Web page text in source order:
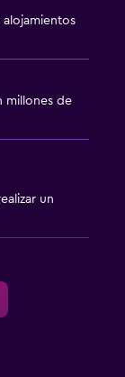
millones de
un